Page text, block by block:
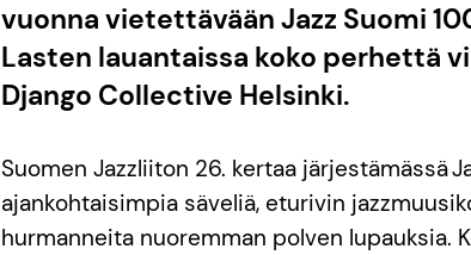
vuonna vietettävään Jazz Suomi
Lasten lauantaissa koko perhettä
Django Collective Helsinki.
Suomen Jazzliiton 26. kertaa järjestämässä
ajankohtaisimpia säveliä, eturivin
hurmanneita nuoremman polven lupauksia.